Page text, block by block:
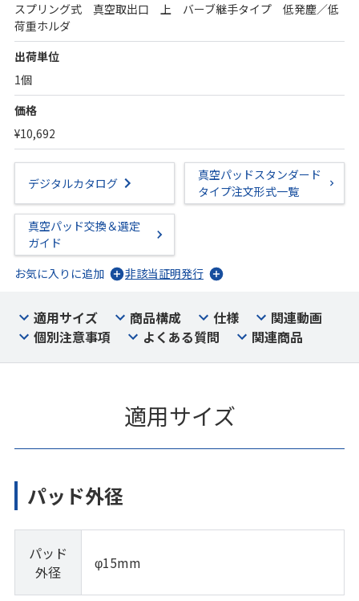
スプリング式 真空取出口 上 バーブ継手タイプ 低発塵／低
荷重ホルダ
出荷単位
1個
価格
¥10,692
デジタルカタログ
真空パッドスタンダード
タイプ注文形式一覧
真空パッド交換＆選定
ガイド
お気に入りに追加
非該当証明発行
適用サイズ 商品構成 仕様
関連動画
個別注意事項
よくある質問 関連商品
適用サイズ
パッド外径
パッド
外径
φ15mm